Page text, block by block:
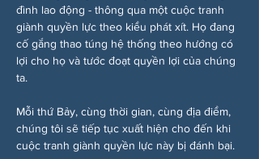
đình lao động - thông qua một cuộc tranh
giành quyền lực theo kiểu phát xít. Họ đang
cố gắng thao túng hệ thống theo hướng có
lợi cho họ và tước đoạt quyền lợi của chúng
ta.
Mỗi thứ Bảy, cùng thời gian, cùng địa điểm,
chúng tôi sẽ tiếp tục xuất hiện cho đến khi
cuộc tranh giành quyền lực này bị đánh bại.